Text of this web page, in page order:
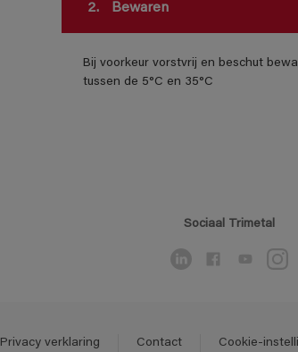
2. Bewaren
Bij voorkeur vorstvrij en beschut
tussen de 5°C en 35°C
Sociaal Trimetal
Privacy verklaring Contact Cookie-